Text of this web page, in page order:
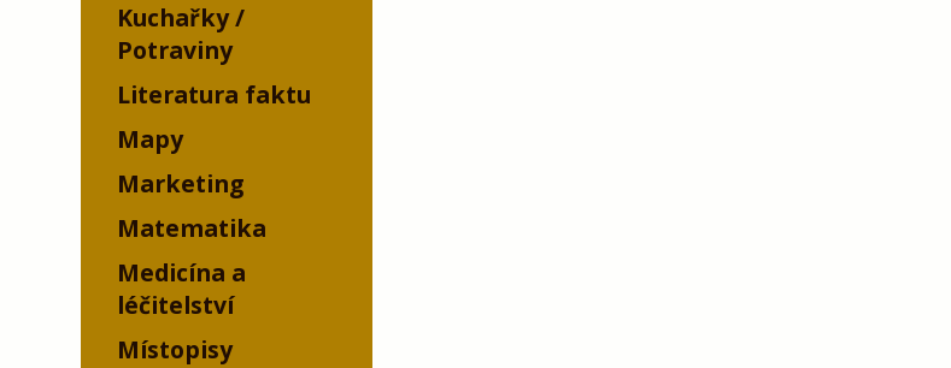
Kuchařky /
Potraviny
Literatura faktu
Mapy
Marketing
Matematika
Medicína a
léčitelství
Místopisy